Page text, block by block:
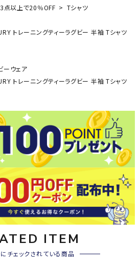
以上で20％OFF
Tシャツ
トレーニングティーラグビー 半袖 Tシャツ
ーウェア
トレーニングティーラグビー 半袖 Tシャツ
ITEM
チェックされている商品